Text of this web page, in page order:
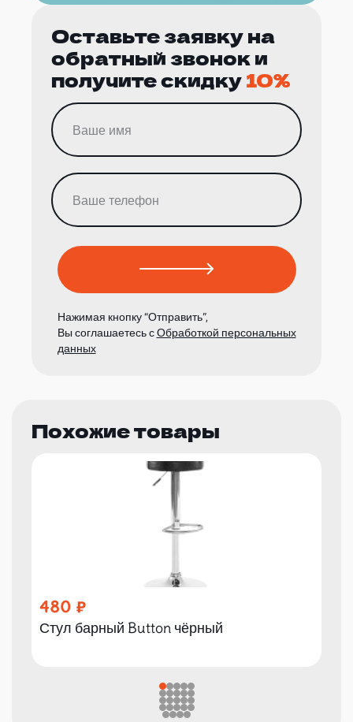
Оставьте заявку на
обратный звонок и
получите скидку10%
Нажимая кнопку “Отправить”,
Вы соглашаетесь сОбработкой персональных
данных
Похожие товары
480
Стул барный Button чёрный